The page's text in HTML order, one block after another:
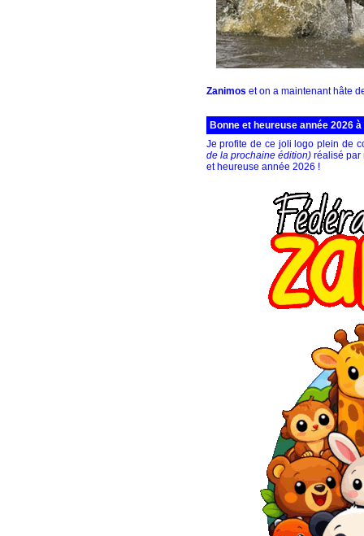
Zanimos et on a maintenant hâte
Bonne et heureuse année 2026
Je profite de ce joli logo plein de
de la prochaine édition)réalisé par
et heureuse année 2026 !